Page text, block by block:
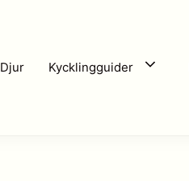
Djur Kycklingguider